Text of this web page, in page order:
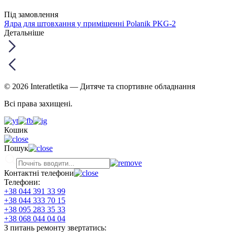
Під замовлення
Ядра для штовхання у приміщенні Polanik PKG-2
Детальніше
© 2026 Interatletika — Дитяче та спортивне обладнання
Всі права захищені.
Кошик
Пошук
Контактні телефони
Телефони:
+38 044 391 33 99
+38 044 333 70 15
+38 095 283 35 33
+38 068 044 04 04
З питань ремонту звертатись: